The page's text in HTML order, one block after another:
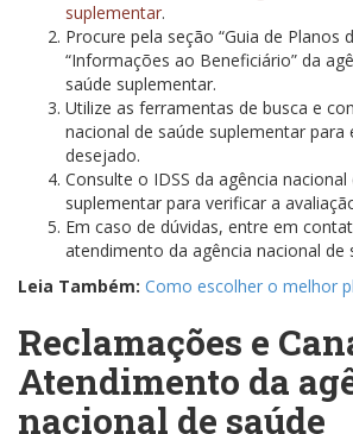
suplementar.
Procure pela seção “Guia de Planos
“Informações ao Beneficiário” da
saúde suplementar.
Utilize as ferramentas de busca e
nacional de saúde suplementar
desejado.
Consulte o IDSS da agência nacional
suplementar para verificar a
Em caso de dúvidas, entre em
atendimento da agência nacional de
Leia Também: Como escolher o melhor
Reclamações e
Atendimento da
nacional de saúde